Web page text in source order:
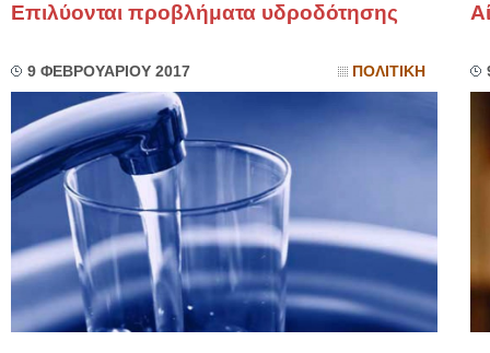
Επιλύονται προβλήματα υδροδότησης
9 ΦΕΒΡΟΥΑΡΙΟΥ 2017 ΠΟΛΙΤΙΚΗ